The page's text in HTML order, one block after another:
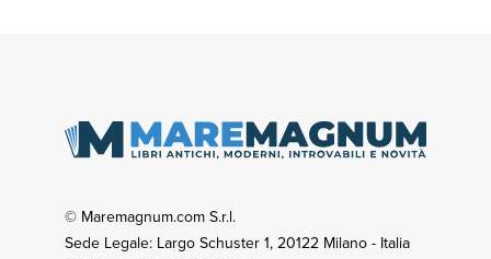
© Maremagnum.com S.r.l.
Sede Legale: Largo Schuster 1, 20122 Milano - Italia